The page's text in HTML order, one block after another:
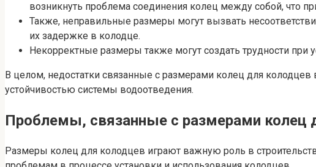
возникнуть проблема соединения колец между собой, что
Также, неправильные размеры могут вызвать
их задержке в колодце.
Некорректные размеры также могут создать трудности
В целом, недостатки связанные с размерами колец для
устойчивостью системы водоотведения.
Проблемы, связанные с размерами колец
Размеры колец для колодцев играют важную роль в